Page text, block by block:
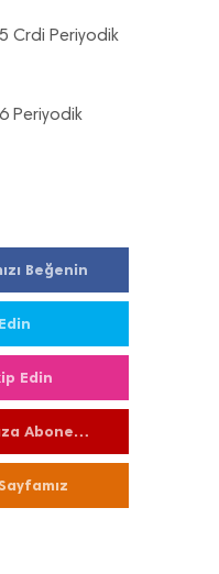
Crdi Periyodik
Periyodik
Beğenin
Edin
Abone